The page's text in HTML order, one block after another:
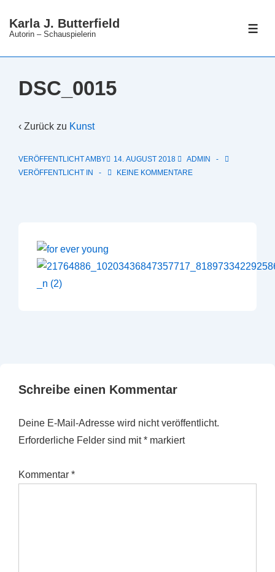
ZumKarla J. Butterfield
Autorin – Schauspielerin
DSC_0015
‹ Zurück zu Kunst
VERÖFFENTLICHT AMBY 14. AUGUST 2018
ADMIN
VERÖFFENTLICHT IN
KEINE KOMMENTARE
Schreibe einen Kommentar
Deine E-Mail-Adresse wird nicht veröffentlicht.
Erforderliche Felder sind mit* markiert
Kommentar *